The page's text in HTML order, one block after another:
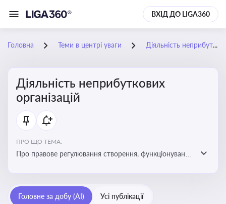
ВХІД ДО LIGA360
Головна Теми в центрі уваги Діяльність неприбуткових організацій
Діяльність неприбуткових
організацій
ПРО ЩО ТЕМА:
Про правове регулювання створення, функціонування
Головне за добу (AI) Усі публікації